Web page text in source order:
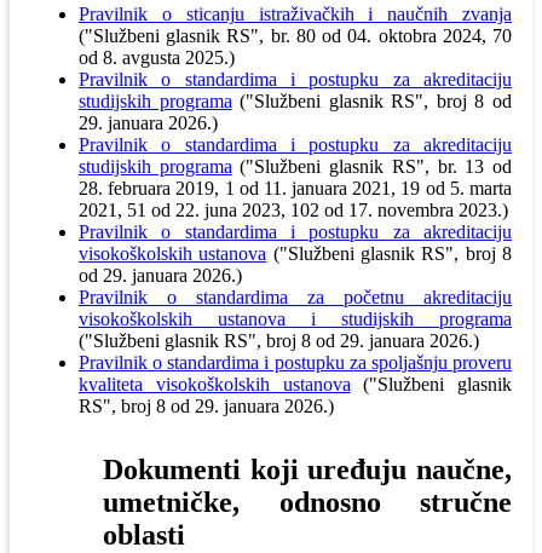
Pravilnik o sticanju istraživačkih i naučnih zvanja
("Službeni glasnik RS", br. 80 od 04. oktobra 2024, 70
od 8. avgusta 2025.)
Pravilnik o standardima i postupku za akreditaciju
studijskih programa ("Službeni glasnik RS", broj 8 od
29. januara 2026.)
Pravilnik o standardima i postupku za akreditaciju
studijskih programa ("Službeni glasnik RS", br. 13 od
28. februara 2019, 1 od 11. januara 2021, 19 od 5. marta
2021, 51 od 22. juna 2023, 102 od 17. novembra 2023.)
Pravilnik o standardima i postupku za akreditaciju
visokoškolskih ustanova ("Službeni glasnik RS", broj 8
od 29. januara 2026.)
Pravilnik o standardima za početnu akreditaciju
visokoškolskih ustanova i studijskih programa
("Službeni glasnik RS", broj 8 od 29. januara 2026.)
Pravilnik o standardima i postupku za spoljašnju proveru
kvaliteta visokoškolskih ustanova ("Službeni glasnik
RS", broj 8 od 29. januara 2026.)
Dokumenti koji uređuju naučne,
umetničke, odnosno stručne
oblasti